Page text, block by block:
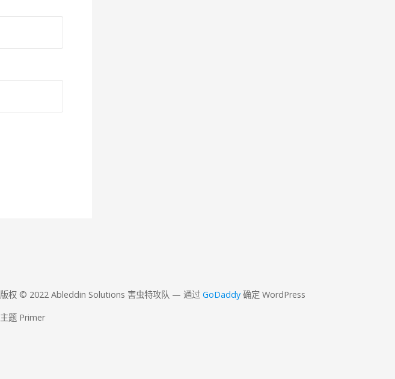
版权 © 2022 Ableddin Solutions 害虫特攻队 — 通过GoDaddy 确定 WordPress
主题 Primer